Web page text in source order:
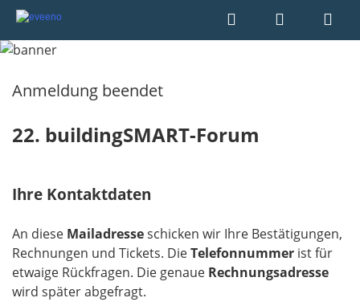
Anmeldung beendet
22. buildingSMART-Forum
Ihre Kontaktdaten
An diese Mailadresseschicken wir Ihre Bestätigungen,
Rechnungen und Tickets. DieTelefonnummer ist für
etwaige Rückfragen. Die genaue Rechnungsadresse
wird später abgefragt.